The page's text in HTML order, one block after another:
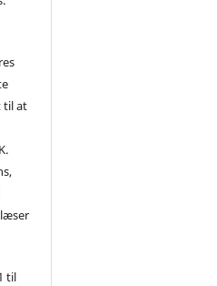
til at
til